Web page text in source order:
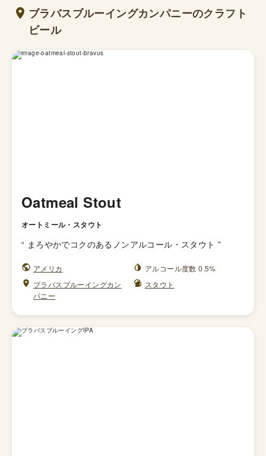
ブラバスブルーイングカンパニーのクラフト
ビール
Oatmeal Stout
オートミール・スタウト
“ まろやかでコクのあるノンアルコール・スタウト ”
アメリカ
アルコール度数 0.5%
ブラバスブルーイングカン
パニー
スタウト